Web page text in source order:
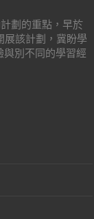
劃的重點，早於
該計劃，冀盼學
別不同的學習經